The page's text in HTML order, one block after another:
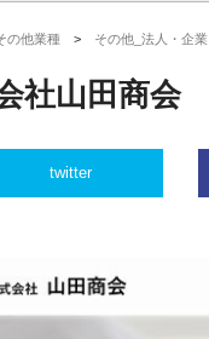
の他業種 > その他_法人・企業
社山田商会
twitter